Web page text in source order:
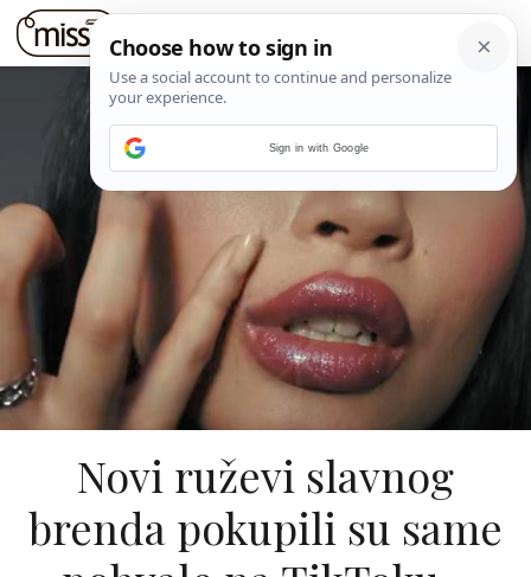
Novi ruževi slavnog
brenda pokupili su same
Sign in with Google